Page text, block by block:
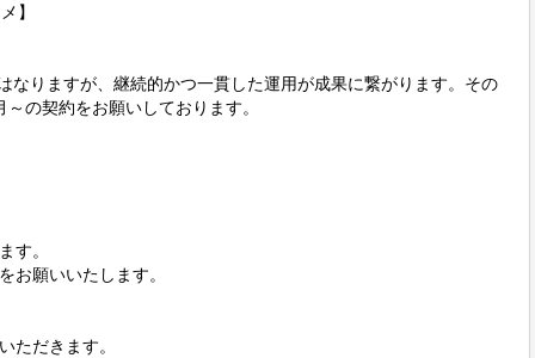
】
なりますが、継続的かつ一貫した運用が成果に繋がります。その
の契約をお願いしております。
す。
願いいたします。
ただきます。